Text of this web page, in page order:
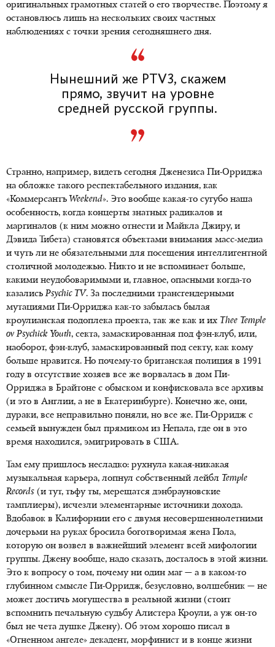
оригинальных грамотных статей о его творчестве. Поэтому я
остановлюсь лишь на нескольких своих частных
наблюдениях с точки зрения сегодняшнего дня.
Нынешний же PTV3, скажем
прямо, звучит на уровне
средней русской группы.
Странно, например, видеть сегодня Дженезиса Пи-Орриджа
на обложке такого респектабельного издания, как
«Коммерсантъ Weekend». Это вообще какая-то сугубо наша
особенность, когда концерты знатных радикалов и
маргиналов (к ним можно отнести и Майкла Джиру, и
Дэвида Тибета) становятся объектами внимания масс-медиа
и чуть ли не обязательными для посещения интеллигентной
столичной молодежью. Никто и не вспоминает больше,
какими неудобоваримыми и, главное, опасными когда-то
казалисьPsychic TV. За последними трансгендерными
мутациями Пи-Орриджа как-то забылась былая
кроулианская подоплека проекта, так же как и их Thee Temple
ovPsychick Youth, секта, замаскированная под фэн-клуб, или,
наоборот, фэн-клуб, замаскированный под секту, как кому
больше нравится. Но почему-то британская полиция в 1991
году в отсутствие хозяев все же ворвалась в дом Пи-
Орриджа в Брайтоне с обыском и конфисковала все архивы
(и это в Англии, а не в Екатеринбурге). Конечно же, они,
дураки, все неправильно поняли, но все же. Пи-Орридж с
семьей вынужден был прямиком из Непала, где он в это
время находился, эмигрировать в США.
Там ему пришлось несладко: рухнула какая-никакая
музыкальная карьера, лопнул собственный лейбл Temple
Records (и тут, тьфу ты, мерещатся дэнбрауновские
тамплиеры), исчезли элементарные источники дохода.
Вдобавок в Калифорнии его с двумя несовершеннолетними
дочерьми на руках бросила боготворимая жена Пола,
которую он возвел в важнейший элемент всей мифологии
группы. Джену вообще, надо сказать, досталось в этой жизни.
Это к вопросу о том, почему ни один маг — а в каком-то
глубинном смысле Пи-Орридж, безусловно, волшебник — не
может достичь могущества в реальной жизни (стоит
вспомнить печальную судьбу Алистера Кроули, а уж он-то
был не чета душке Джену). Об этом хорошо писал в
«Огненном ангеле» декадент, морфинист и в конце жизни